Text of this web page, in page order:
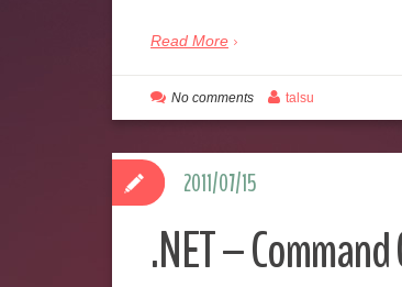
Read More
No comments talsu
.NET –
2011/07/15